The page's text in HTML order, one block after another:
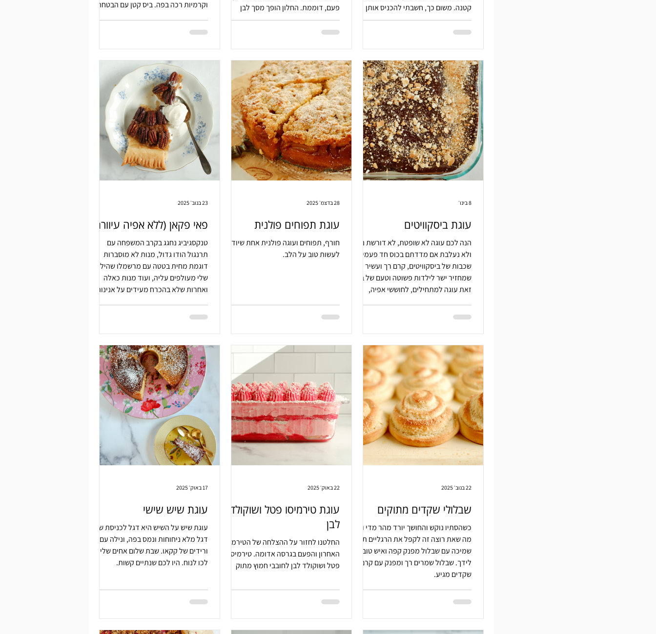
קטנה. משום כך, חשבתי להכניס אותן
לקופסת פח קטנה (חדשה!) או לחילופין
למארזים קטנים של עוגות, ולפזר אותן
פעם, דוממת. החלון הופך מסך לבן
והשקט עוטף פנימה. עוגת קרפטקה
מרגישה מראה לבחוץ. מיני רכס הרים על
וקרמיות רכה בפה. ביס קטן עם הבטחה
עוגת ביסקוויטים
הנה לכם עוגה לא שופטת, לא דורשת נסיון
ולא נעלבת אם מדדתם בכוס חד פעמית.
שכבות של ביסקוויטים, קרם רך ועשיר
שמחזיר ישר לילדות פשוטה וטעם של בית.
זאת עוגה למתחילים, לחוששי אפיה,
קלאסיקה ישראלית.
8 בינו׳
עוגת תפוחים פולנית
חורף, תפוחים ועוגה פולנית אחת שיודעת
לעשות טוב על הלב.
28 בדצמ׳ 2025
פאי פקאן (ללא אפיה עיוורת)
טנקסגיביג נחגג בקרב המשפחה עם
תרנגול הודו גדול, מנות לא מוסברות
דוגמת מחית בטטה עם מרשמלו שהילדים
שלי מעולפים עליה, ועוד מנות כאלה
ואחרות שלא בהכרח מעידים על אנינות
דופן. עם פאי פקאן אין לי בעיה.
23 בנוב׳ 2025
שבלולי שקדים מתוקים
כשהסתיו נוקש והחושך יורד מהר מדי וכל
מה שאת רוצה זה לקפל את הרגליים תחת
שמיכה עם שבלול מפנק קפה ואיש טוב
לידך. שבלול שמרים רך ומפנק עם קרם
שקדים מגיע.
22 בנוב׳ 2025
עוגת טירמיסו פטל ושוקולד
לבן
החלטנו לחזור על ההצלחה של הטירמיסו
האחרון והפעם בגרסה אדומה. טירמיסו
פטל ושוקולד לבן לחובבי חמוץ מתוק
22 באוק׳ 2025
עוגת שיש שישי
עוגת שיש על השיש היא דגל לכניסת שבת.
דגל מלא ניחוחות ונמס בפה, ונילה עם
ורידים של קקאו. שבת שלום אחים שלי.
לכו לנוח. היו לכם שנתיים קשות.
17 באוק׳ 2025